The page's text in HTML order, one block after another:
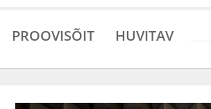
PROOVISÕIT HUVITAV